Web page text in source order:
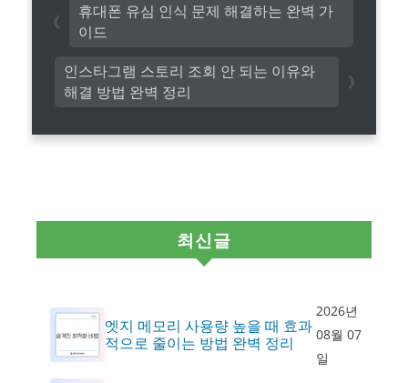
인스타그램 스토리 조회 안 되는 이유와
해결 방법 완벽 정리
휴대폰 유심 인식 문제 해결하는 완벽 가
이드
최신글
엣지 메모리 사용량 높을 때 효과
적으로 줄이는 방법 완벽 정리
2026년
08월 07
일